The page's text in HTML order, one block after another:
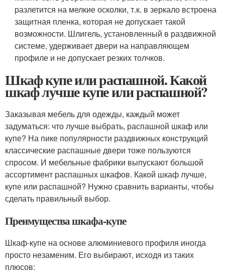
разлетится на мелкие осколки, т.к. в зеркало встроена
защитная пленка, которая не допускает такой
возможности. Шлигель, установленный в раздвижной
системе, удерживает двери на направляющем
профиле и не допускает резких толчков.
Шкаф купе или распашной. Какой
шкаф лучше купе или распашной?
Заказывая мебель для одежды, каждый может
задуматься: что лучше выбрать, распашной шкаф или
купе? На пике популярности раздвижных конструкций
классические распашные двери тоже пользуются
спросом. И мебельные фабрики выпускают большой
ассортимент распашных шкафов. Какой шкаф лучше,
купе или распашной? Нужно сравнить варианты, чтобы
сделать правильный выбор.
Преимущества шкафа-купе
Шкаф-купе на основе алюминиевого профиля иногда
просто незаменим. Его выбирают, исходя из таких
плюсов: